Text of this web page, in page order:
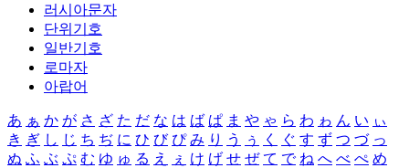
러시아문자
단위기호
일반기호
로마자
아랍어
あ ぁ か が さ ざ た だ な は ば ぱ ま や ゃ ら わ ゎ ん い ぃ
き ぎ し じ ち ぢ に ひ び ぴ み り う ぅ く ぐ す ず つ づ っ
ぬ ふ ぶ ぷ む ゆ ゅ る え ぇ け げ せ ぜ て で ね へ べ ぺ め